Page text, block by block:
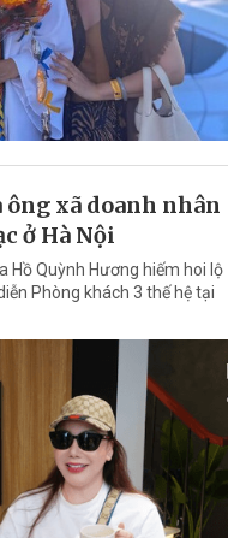
ông xã doanh nhân
ở Hà Nội
Hồ Quỳnh Hương hiếm hoi lộ
Phòng khách 3 thế hệ tại